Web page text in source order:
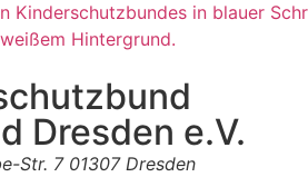
Dresden e.V.
Str. 7 01307 Dresden